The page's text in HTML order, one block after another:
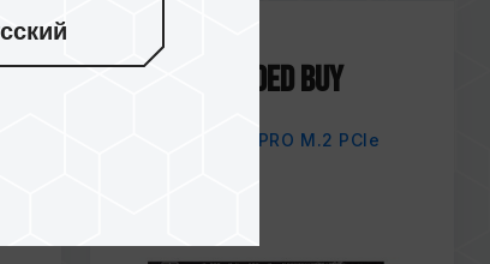
Dec / 2021
RECOMMENDED BUY
CARDEA A440 PRO M.2 PCIe